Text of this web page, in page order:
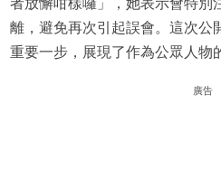
者放懈咁樣囉」，她表示會特別
離，避免再次引起誤會。這次公
重要一步，展現了作為公眾人物
廣告